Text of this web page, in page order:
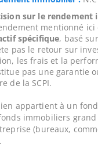
sur le rendement
mentionné ici
spécifique, basé
pas le retour sur
les frais et la
pas une garantie
de la SCPI.
appartient à un
immobiliers
(bureaux,